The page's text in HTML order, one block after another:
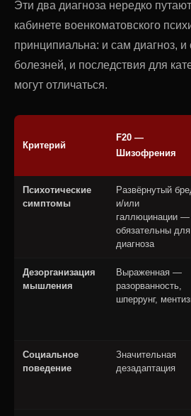
Эти два диагноза нередко
кабинете военкоматовского
принципиальна: и сам диагноз, и
болезней, и последствия для
могут отличаться.
Критерий
F20 —
Шизофрения
Психотические
симптомы
Развёрнутый
и/или
галлюцинации —
обязательны для
диагноза
Дезорганизация
мышления
Выраженная —
разорванность,
шперрунг,
Социальное
поведение
Значительная
дезадаптация